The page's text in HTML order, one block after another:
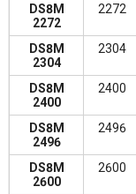
DS8M
2272
2272
DS8M
2304
2304
DS8M
2400
2400
DS8M
2496
2496
DS8M
2600
2600